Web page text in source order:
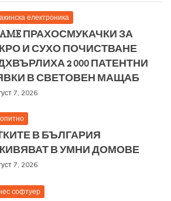
електроника
ПРАХОСМУКАЧКИ ЗА
И СУХО ПОЧИСТВАНЕ
2 000 ПАТЕНТНИ
В СВЕТОВЕН МАЩАБ
7, 2026
В БЪЛГАРИЯ
В УМНИ ДОМОВЕ
7, 2026
софтуер